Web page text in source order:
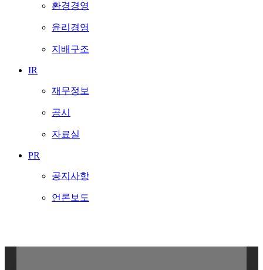
환경경영
윤리경영
지배구조
IR
재무정보
공시
자료실
PR
공지사항
언론보도